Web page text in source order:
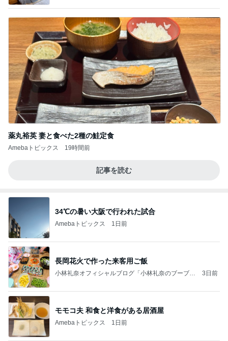
薬丸裕英 妻と食べた2種の鮭定食
Amebaトピックス 19時間前
記事を読む
34℃の暑い大阪で行われた試合
Amebaトピックス 1日前
長岡花火で作った来客用ご飯
小林礼奈オフィシャルブログ「小林礼奈のブーブー
3日前
モモコ夫 和食と洋食がある居酒屋
Amebaトピックス 1日前